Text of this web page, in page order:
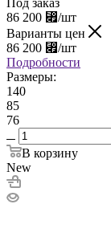
Под заказ
86 200 ⃏/шт
Варианты цен
86 200 ⃏/шт
Подробности
Размеры:
140
85
76
В корзину
New